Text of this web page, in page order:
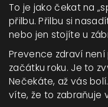
To je jako čekat na
přilbu. Přilbu si
nebo jen stojíte u
Prevence zdraví
začátku roku. Je to
Nečekáte, až vás
víte, že to zabraňuje